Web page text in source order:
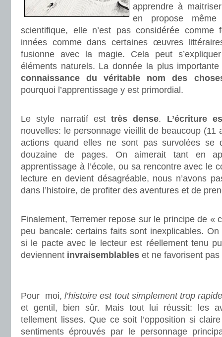
apprendre à
en propose
scientifique, elle n’est pas considérée comme
innées comme dans certaines œuvres
fusionne avec la magie. Cela peut
éléments naturels. La donnée la plus
connaissance du véritable nom des
pourquoi l’apprentissage y est primordial.
Le style narratif esttrès dense. L’écriture
nouvelles: le personnage vieillit de beaucoup (11
actions quand elles ne sont pas survolées se
douzaine de pages. On aimerait tant en
apprentissage à l’école, ou sa rencontre avec le
lecture en devient désagréable, nous n’avons
dans l’histoire, de profiter des aventures et de
Finalement, Terremer repose sur le principe de «
peu bancale: certains faits sont inexplicables.
si le pacte avec le lecteur est réellement tenu
deviennent invraisemblables et ne favorisent
Pour moi, l’histoire est tout simplement trop
et gentil, bien sûr. Mais tout lui réussit: les
tellement lisses. Que ce soit l’opposition si
sentiments éprouvés par le personnage